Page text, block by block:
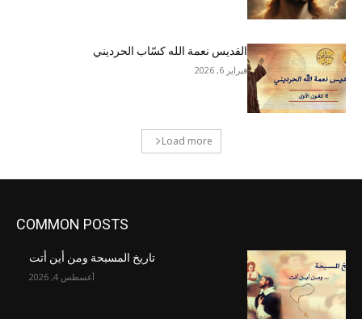
القديس نعمة الله كسّاب الحرديني
فبراير 6, 2026
Load more
COMMON POSTS
تاريخ المسبحة ومن أين أتت
أغسطس 4, 2026